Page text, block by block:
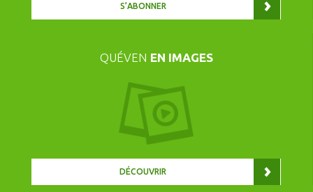
S’ABONNER
QUÉVEN EN IMAGES
DÉCOUVRIR